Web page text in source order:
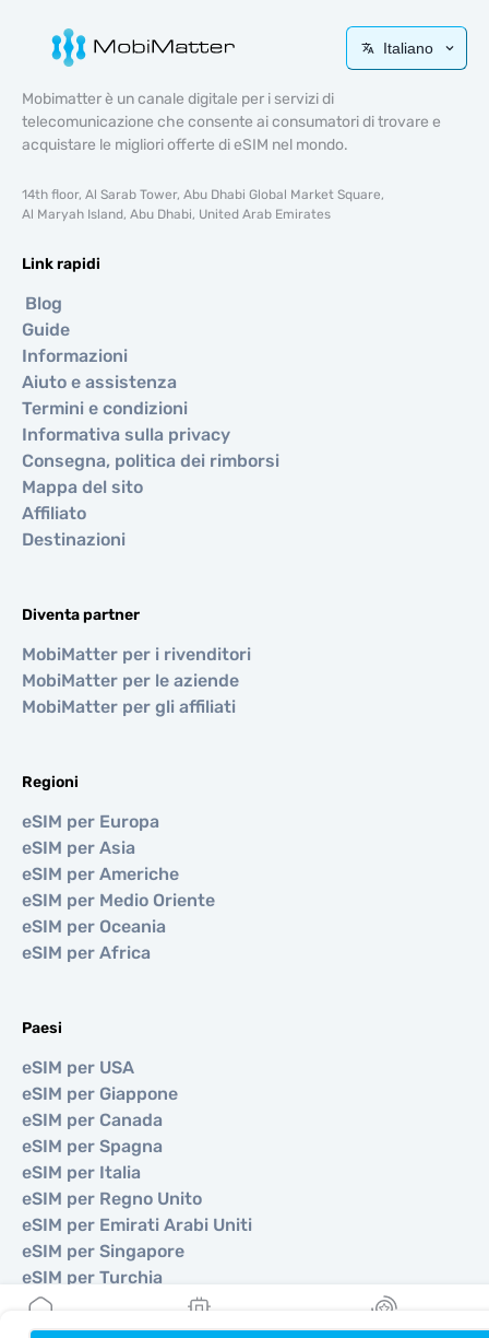
Italiano
Mobimatter è un canale digitale per i servizi di
telecomunicazione che consente ai consumatori di trovare e
acquistare le migliori offerte di eSIM nel mondo.
14th floor, Al Sarab Tower, Abu Dhabi Global Market Square,
Al Maryah Island, Abu Dhabi, United Arab Emirates
Link rapidi
Blog
Guide
Informazioni
Aiuto e assistenza
Termini e condizioni
Informativa sulla privacy
Consegna, politica dei rimborsi
Mappa del sito
Affiliato
Destinazioni
Diventa partner
MobiMatter per i rivenditori
MobiMatter per le aziende
MobiMatter per gli affiliati
Regioni
eSIM per Europa
eSIM per Asia
eSIM per Americhe
eSIM per Medio Oriente
eSIM per Oceania
eSIM per Africa
Paesi
eSIM per USA
eSIM per Giappone
eSIM per Canada
eSIM per Spagna
eSIM per Italia
eSIM per Regno Unito
eSIM per Emirati Arabi Uniti
eSIM per Singapore
eSIM per Turchia